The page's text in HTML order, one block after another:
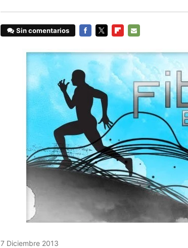
Sin comentarios
MAIL
7 Diciembre 2013